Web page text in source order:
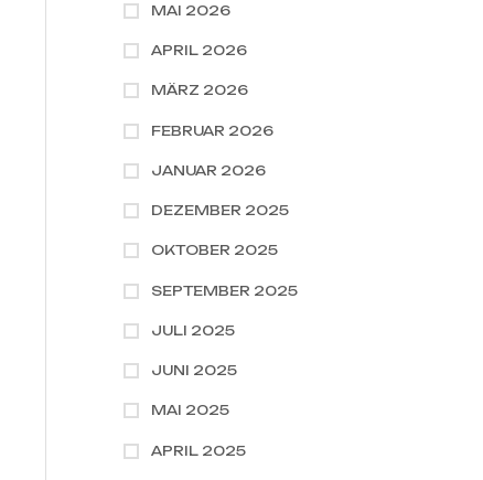
MAI 2026
APRIL 2026
MÄRZ 2026
FEBRUAR 2026
JANUAR 2026
DEZEMBER 2025
OKTOBER 2025
SEPTEMBER 2025
JULI 2025
JUNI 2025
MAI 2025
APRIL 2025